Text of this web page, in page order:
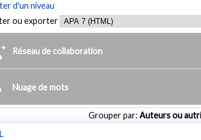
d'un niveau
ou exporter
Réseau de collaboration
Nuage de mots
Grouper par: Auteurs ou
L